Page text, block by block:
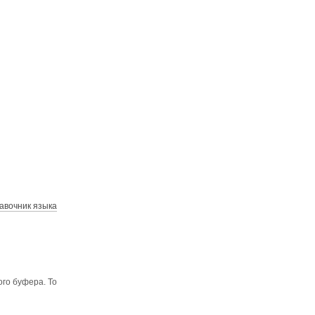
языка
буфера. То